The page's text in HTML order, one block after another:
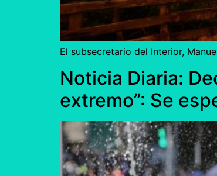
El subsecretario del Interior,
Noticia Diaria:
extremo”: Se